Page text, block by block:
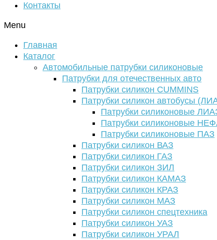
Контакты
Menu
Главная
Каталог
Автомобильные патрубки силиконовые
Патрубки для отечественных авто
Патрубки силикон CUMMINS
Патрубки силикон автобусы
Патрубки силиконовые
Патрубки силиконовые
Патрубки силиконовые ПАЗ
Патрубки силикон ВАЗ
Патрубки силикон ГАЗ
Патрубки силикон ЗИЛ
Патрубки силикон КАМАЗ
Патрубки силикон КРАЗ
Патрубки силикон МАЗ
Патрубки силикон спецтехника
Патрубки силикон УАЗ
Патрубки силикон УРАЛ